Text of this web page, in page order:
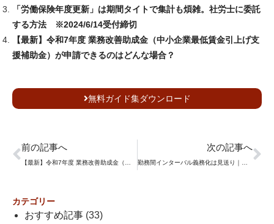
「労働保険年度更新」は期間タイトで集計も煩雑。社労士に委託
する方法 ※2024/6/14受付締切
【最新】令和7年度 業務改善助成金（中小企業最低賃金引上げ支
援補助金）が申請できるのはどんな場合？
無料ガイド集ダウンロード
前の記事へ
【最新】令和7年度 業務改善助成金（中小企業最低賃金引上げ支援補助金）が申請できるのはどんな場合？
次の記事へ
勤務間インターバル義務化は見送り｜企業の対策と助成金活用を解説
カテゴリー
おすすめ記事 (33)